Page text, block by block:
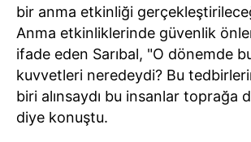
bir anma etkinliği
Anma etkinliklerinde güvenlik
ifade eden Sarıbal, "O dönemde
kuvvetleri neredeydi? Bu
biri alınsaydı bu insanlar toprağa
diye konuştu.